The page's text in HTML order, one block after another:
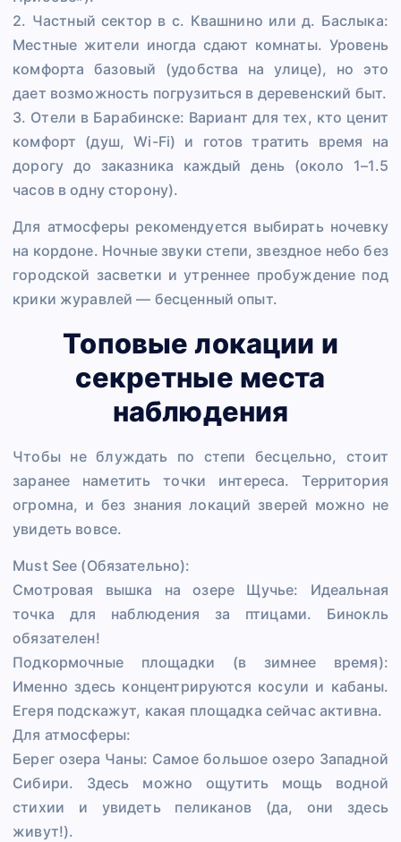
2. Частный сектор в с. Квашнино или д. Баслыка:
Местные жители иногда сдают комнаты. Уровень
комфорта базовый (удобства на улице), но это
дает возможность погрузиться в деревенский быт.
3. Отели в Барабинске: Вариант для тех, кто ценит
комфорт (душ, Wi-Fi) и готов тратить время на
дорогу до заказника каждый день (около 1–1.5
часов в одну сторону).
Для атмосферы рекомендуется выбирать ночевку
на кордоне. Ночные звуки степи, звездное небо без
городской засветки и утреннее пробуждение под
крики журавлей — бесценный опыт.
Топовые локации и
секретные места
наблюдения
Чтобы не блуждать по степи бесцельно, стоит
заранее наметить точки интереса. Территория
огромна, и без знания локаций зверей можно не
увидеть вовсе.
Must See (Обязательно):
Смотровая вышка на озере Щучье: Идеальная
точка для наблюдения за птицами. Бинокль
обязателен!
Подкормочные площадки (в зимнее время):
Именно здесь концентрируются косули и кабаны.
Егеря подскажут, какая площадка сейчас активна.
Для атмосферы:
Берег озера Чаны: Самое большое озеро Западной
Сибири. Здесь можно ощутить мощь водной
стихии и увидеть пеликанов (да, они здесь
живут!).